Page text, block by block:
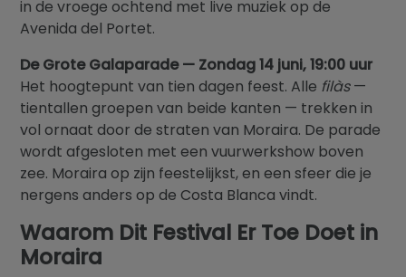
in de vroege ochtend met live muziek op de
Avenida del Portet.
De Grote Galaparade — Zondag 14 juni, 19:00 uur
Het hoogtepunt van tien dagen feest. Alle filàs—
tientallen groepen van beide kanten — trekken in
vol ornaat door de straten van Moraira. De parade
wordt afgesloten met een vuurwerkshow boven
zee. Moraira op zijn feestelijkst, en een sfeer die je
nergens anders op de Costa Blanca vindt.
Waarom Dit Festival Er Toe Doet in
Moraira